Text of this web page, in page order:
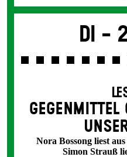
Di -
GEGEN­MITTEL
Nora Bossong liest aus
Simon Strauß